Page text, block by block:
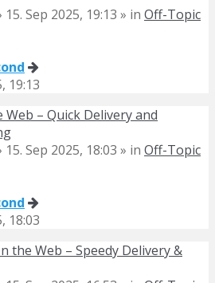
15. Sep 2025, 19:13 » in Off-Topic
19:13
Web – Quick Delivery and
15. Sep 2025, 18:03 » in Off-Topic
18:03
the Web – Speedy Delivery &